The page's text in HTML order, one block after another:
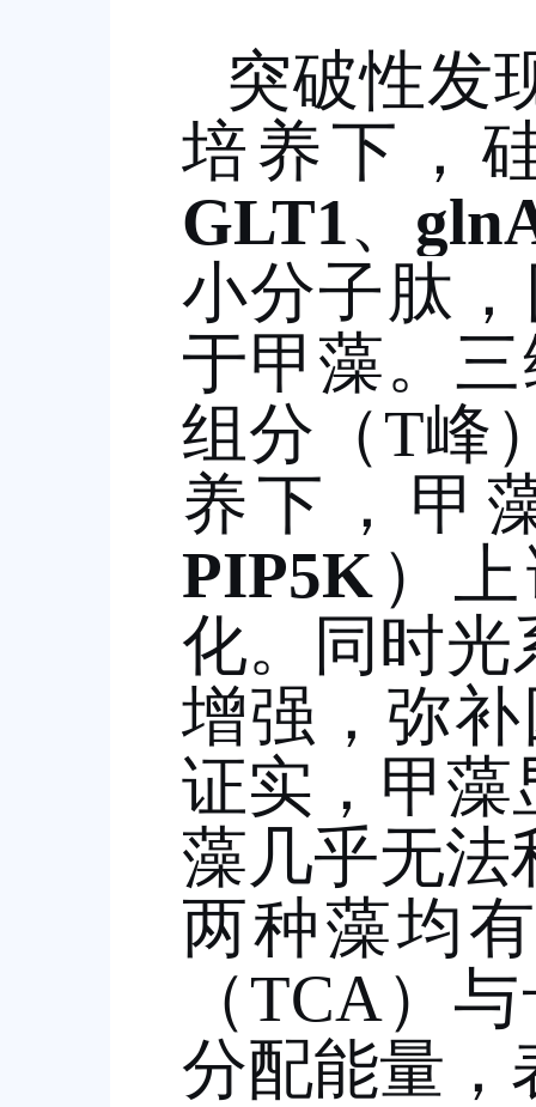
突破性发
培养下，
GLT1、
小分子肽
于甲藻。
组分（T峰
养下，甲
PIP5K）
化。同时光
增强，弥
证实，甲藻
藻几乎无法
两种藻均
（TCA）
分配能量，